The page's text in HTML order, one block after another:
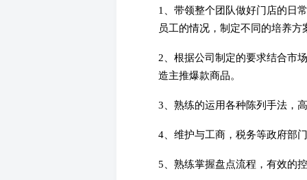
1、带领整个团队做好门店的日
员工的情况，制定不同的培养方
2、根据公司制定的要求结合市
造主推爆款商品。
3、熟练的运用各种陈列手法，
4、维护与工商，税务等政府部
5、熟练掌握盘点流程，有效的